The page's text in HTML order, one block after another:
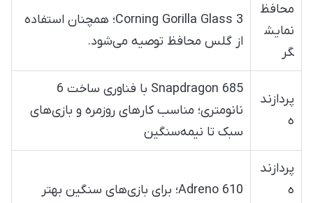
محافظ
نمایش
گر
Corning Gorilla Glass 3؛ همچنان استفاده
از گلس محافظ توصیه می‌شود.
پردازند
ه
Snapdragon 685 با فناوری ساخت 6
نانومتری؛ مناسب کارهای روزمره و بازی‌های
سبک تا نیمه‌سنگین
پردازند
ه
Adreno 610؛ برای بازی‌های سنگین بهتر